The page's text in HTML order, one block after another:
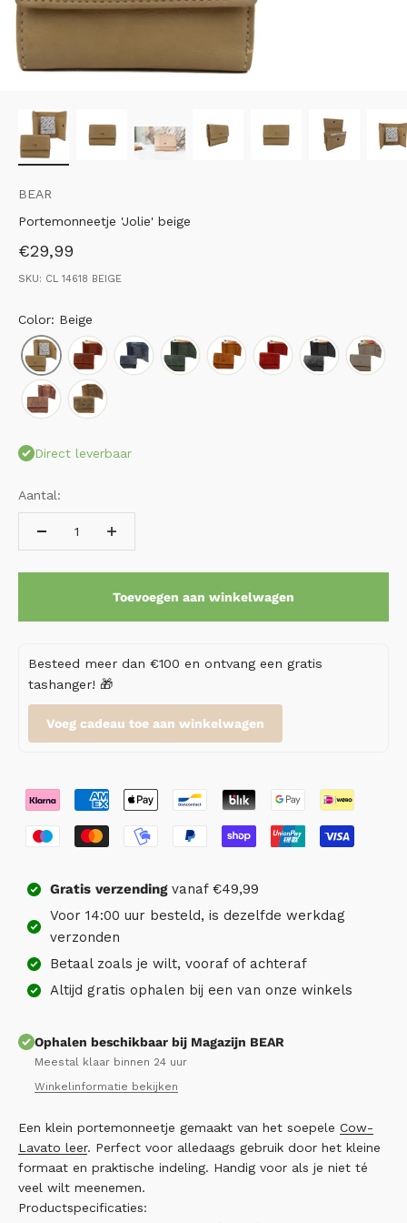
BEAR
Portemonneetje 'Jolie' beige
Aanbiedingsprijs
€29,99
SKU: CL 14618 BEIGE
Color: Beige
Direct leverbaar
Aantal:
Toevoegen aan winkelwagen
Besteed meer dan €100 en ontvang een gratis
tashanger! 🎁
Voeg cadeau toe aan winkelwagen
Gratis verzendingvanaf €49,99
Voor 14:00 uur besteld, is dezelfde werkdag
verzonden
Betaal zoals je wilt, vooraf of achteraf
Altijd gratis ophalen bij een van onze winkels
Ophalen beschikbaar bij Magazijn BEAR
Meestal klaar binnen 24 uur
Winkelinformatie bekijken
Een klein portemonneetje gemaakt van het soepele Cow-
Lavato leer. Perfect voor alledaags gebruik door het kleine
formaat en praktische indeling. Handig voor als je niet té
veel wilt meenemen.
Productspecificaties: